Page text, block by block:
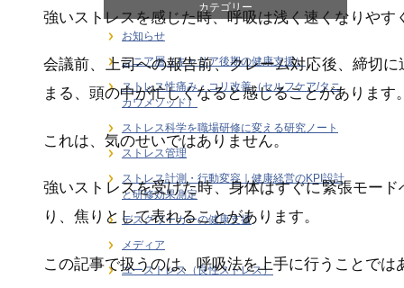
強いストレスを感じた時、呼吸は浅く速くなりやす
会議前、上司への報告前、クレーム対応後、締切
まる、頭の中が忙しくなると感じることがあります
これは、気のせいではありません。
強いストレスを受けた時、身体はすぐに緊張モー
り、焦りとして表れることがあります。
この記事で扱うのは、呼吸法を上手に行うことでは
カテゴリー
お知らせ
シニア層（キャリア後期の健康支援）
ストレス性痛み・コリ改善（セルフケア/タニ
カワメソッド）
ストレス科学を職場研修に変える研究ノート
ストレス管理
ストレス計測・行動変容｜健康経営のKPI設計
と研修効果測定
デスクワーカーの健康支援
メディア
ユーストレス（良性ストレス）